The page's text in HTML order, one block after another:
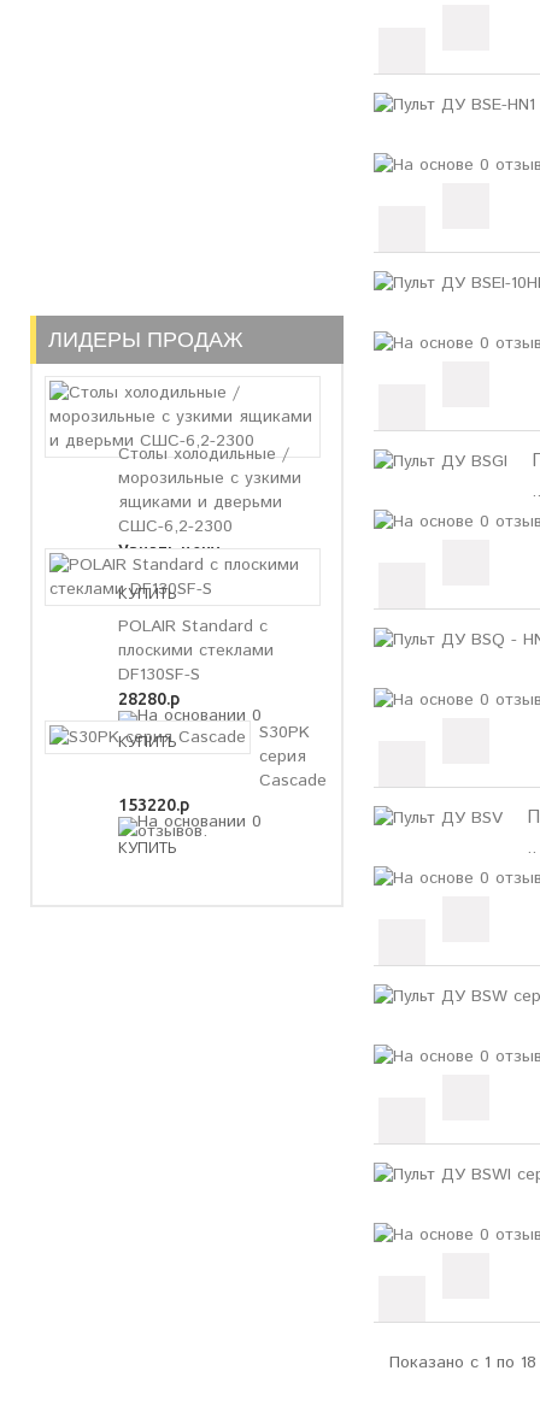
ЛИДЕРЫ ПРОДАЖ
Столы холодильные /
морозильные с узкими
ящиками и дверьми
СШС-6,2-2300
Узнать цену
POLAIR Standard с
плоскими стеклами
DF130SF-S
28280.р
S30PK
серия
Cascade
153220.р
..
..
Показано с 1 по